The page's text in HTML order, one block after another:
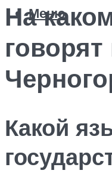
Меню
На
говорят
Какой